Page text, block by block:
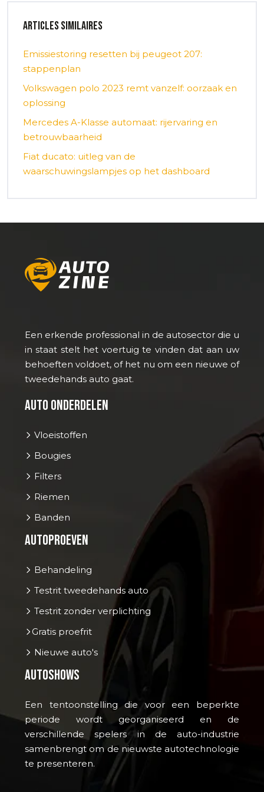
Articles similaires
Emissiestoring resetten bij peugeot 207:
stappenplan
Volkswagen polo 2023 remt vanzelf: oorzaak en
oplossing
Mercedes A-Klasse automaat: rijervaring en
betrouwbaarheid
Fiat ducato: uitleg van de
waarschuwingslampjes op het dashboard
Een erkende professional in de autosector die u
in staat stelt het voertuig te vinden dat aan uw
behoeften voldoet, of het nu om een nieuwe of
tweedehands auto gaat.
Auto onderdelen
Vloeistoffen
Bougies
Filters
Riemen
Banden
Autoproeven
Behandeling
Testrit tweedehands auto
Testrit zonder verplichting
Gratis proefrit
Nieuwe auto's
Autoshows
Een tentoonstelling die voor een beperkte
periode wordt georganiseerd en de
verschillende spelers in de auto-industrie
samenbrengt om de nieuwste autotechnologie
te presenteren.